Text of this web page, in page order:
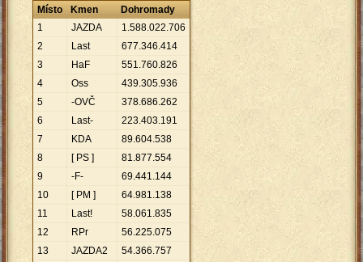
Místo Kmen
Dohromady
1
JAZDA 1.588.022.706
2
Last 677.346.414
3
HaF 551.760.826
4
Oss 439.305.936
5
-OVČ 378.686.262
6
Last- 223.403.191
7
KDA 89.604.538
8
[ PS ] 81.877.554
9
-F- 69.441.144
10
[ PM ] 64.981.138
11
Last! 58.061.835
12
RPr 56.225.075
13
JAZDA2 54.366.757